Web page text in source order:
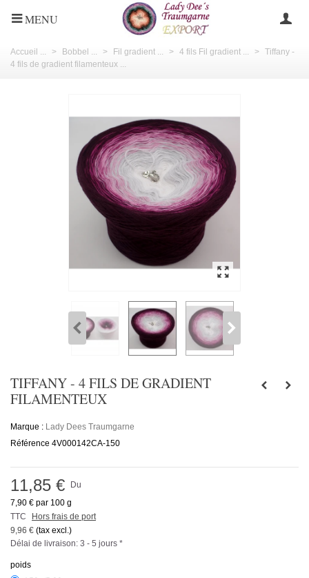
MENU
Accueil ... > Bobbel ... > Fil gradient ... > 4 fils Fil gradient ... > Tiffany -
4 fils de gradient filamenteux ...
TIFFANY - 4 FILS DE GRADIENT
FILAMENTEUX
Marque : Lady Dees Traumgarne
Référence 4V000142CA-150
Du
11,85 €
7,90 € par 100 g
TTC
Hors frais de port
9,96 € (tax excl.)
Délai de livraison: 3 - 5 jours *
poids